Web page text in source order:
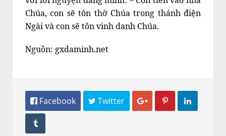
Chúa, con sẽ tôn thờ Chúa trong thánh điện
Ngài và con sẽ tôn vinh danh Chúa.
Nguồn: gxdaminh.net
 Facebook  Twitter   
